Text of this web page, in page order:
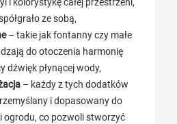
i kolorystykę całej przestrzeni,
ze sobą,
– takie jak fontanny czy małe
do otoczenia harmonię
dźwięk płynącej wody,
– każdy z tych dodatków
i dopasowany do
ogrodu, co pozwoli stworzyć